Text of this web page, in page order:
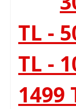
TL -
TL -
1499